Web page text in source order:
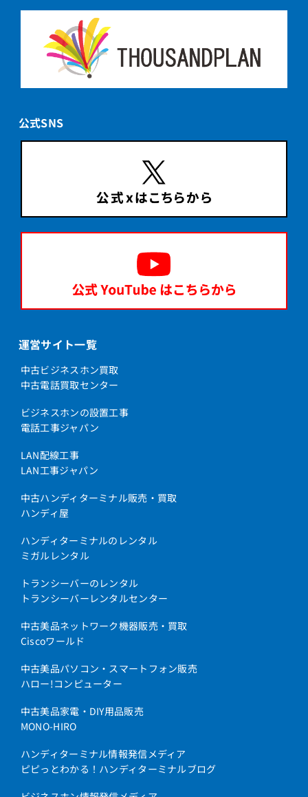
公式SNS
運営サイト一覧
中古ビジネスホン買取
中古電話買取センター
ビジネスホンの設置工事
電話工事ジャパン
LAN配線工事
LAN工事ジャパン
中古ハンディターミナル販売・買取
ハンディ屋
ハンディターミナルのレンタル
ミガルレンタル
トランシーバーのレンタル
トランシーバーレンタルセンター
中古美品ネットワーク機器販売・買取
Ciscoワールド
中古美品パソコン・スマートフォン販売
ハロー!コンピューター
中古美品家電・DIY用品販売
MONO-HIRO
ハンディターミナル情報発信メディア
ピピっとわかる！ハンディターミナルブログ